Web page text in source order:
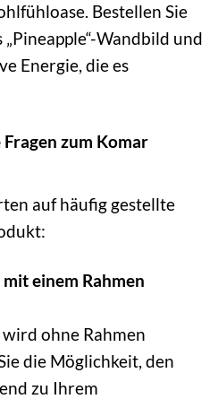
Bestellen Sie
Wandbild und
Energie, die es
zum Komar
auf häufig gestellte
einem Rahmen
ohne Rahmen
die Möglichkeit, den
zu Ihrem